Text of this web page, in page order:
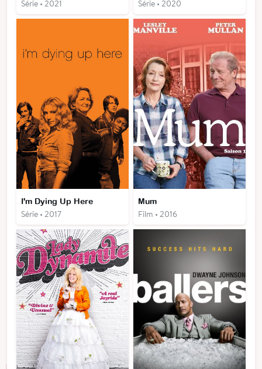
Série • 2021 Série • 2020
I'm Dying Up Here
Série • 2017
Mum
Film • 2016